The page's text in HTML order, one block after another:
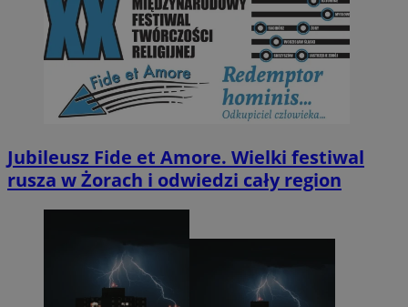
Jubileusz Fide et Amore. Wielki festiwal
rusza w Żorach i odwiedzi cały region